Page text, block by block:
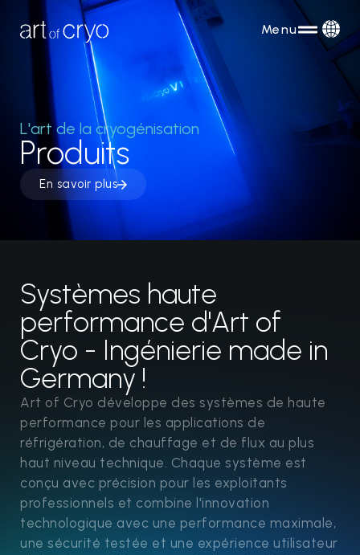
Menu
L'art de la cryogénisation
Produits
En savoir plus
Systèmes haute
performance d'Art of
Cryo - Ingénierie made in
Germany !
Art of Cryo développe des systèmes de haute
performance pour les applications de
réfrigération, de chauffage et de flux au plus
haut niveau technique. Chaque système est
conçu avec précision pour les exploitants
professionnels et combine l'innovation
technologique avec une performance maximale,
une sécurité testée et une expérience utilisateur